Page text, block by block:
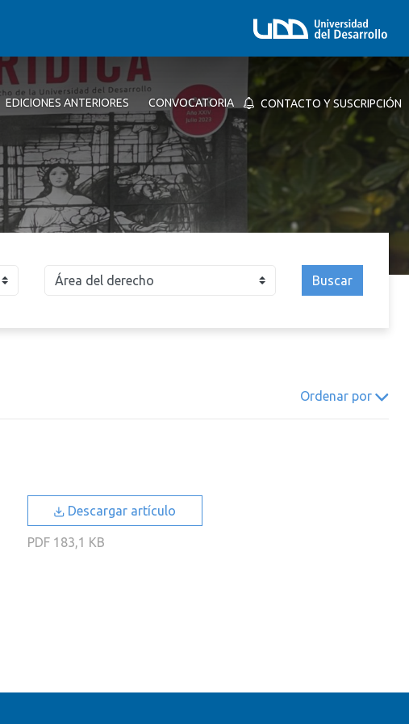
EDICIONES ANTERIORES CONVOCATORIA CONTACTO Y SUSCRIPCIÓN
2006 2005 2004 2003
2002 2001 2000
Buscar
Ordenar por
Descargar artículo
PDF183,1 KB